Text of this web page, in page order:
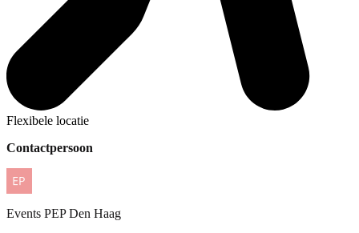
Flexibele locatie
Contactpersoon
Events PEP Den Haag